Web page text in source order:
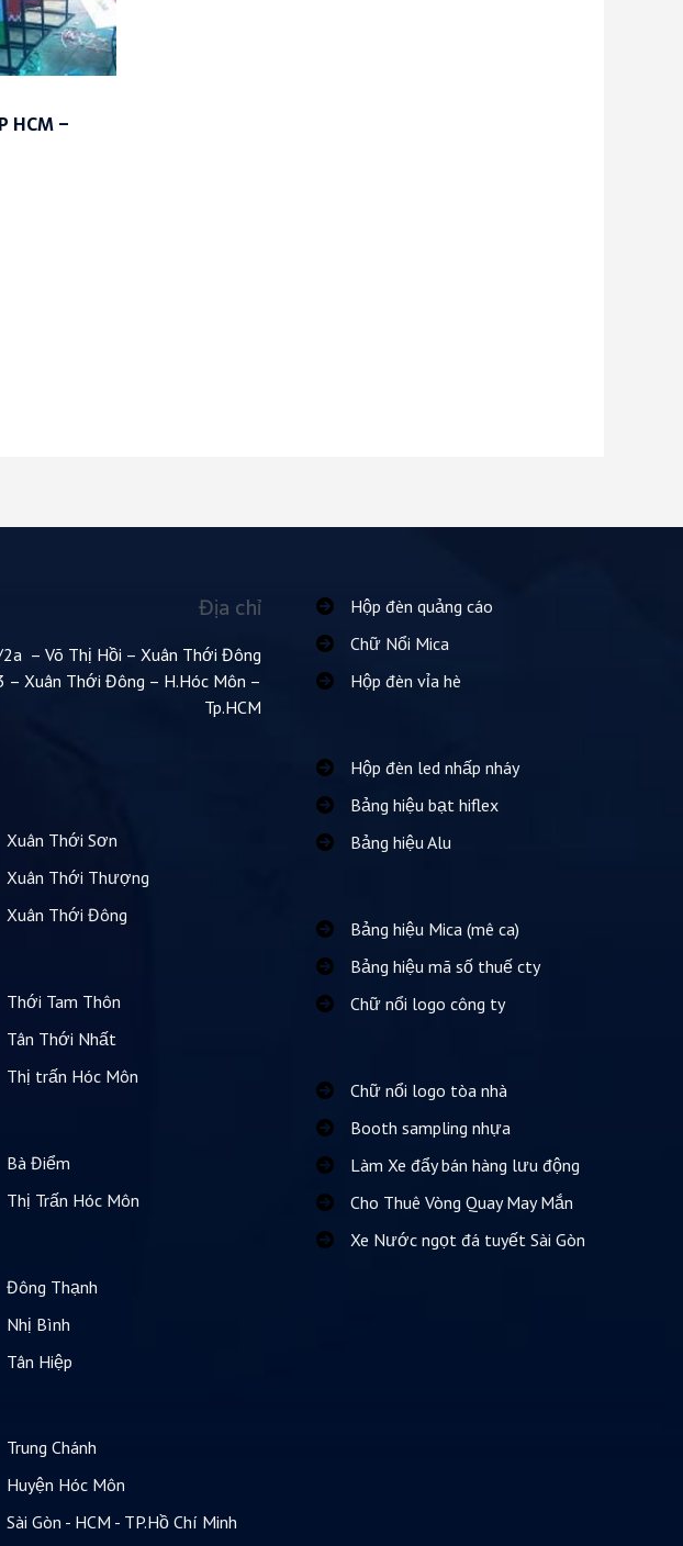
HCM –
Địa chỉ
– Võ Thị Hồi – Xuân Thới Đông
– Xuân Thới Đông – H.Hóc Môn –
Tp.HCM
Xuân Thới Sơn
Xuân Thới Thượng
Xuân Thới Đông
Thới Tam Thôn
Tân Thới Nhất
Thị trấn Hóc Môn
Bà Điểm
Thị Trấn Hóc Môn
Đông Thạnh
Nhị Bình
Tân Hiệp
Trung Chánh
Huyện Hóc Môn
Sài Gòn - HCM - TP.Hồ Chí Minh
Hộp đèn quảng cáo
Chữ Nổi Mica
Hộp đèn vỉa hè
Hộp đèn led nhấp nháy
Bảng hiệu bạt hiflex
Bảng hiệu Alu
Bảng hiệu Mica (mê ca)
Bảng hiệu mã số thuế cty
Chữ nổi logo công ty
Chữ nổi logo tòa nhà
Booth sampling nhựa
Làm Xe đẩy bán hàng lưu động
Cho Thuê Vòng Quay May Mắn
Xe Nước ngọt đá tuyết Sài Gòn